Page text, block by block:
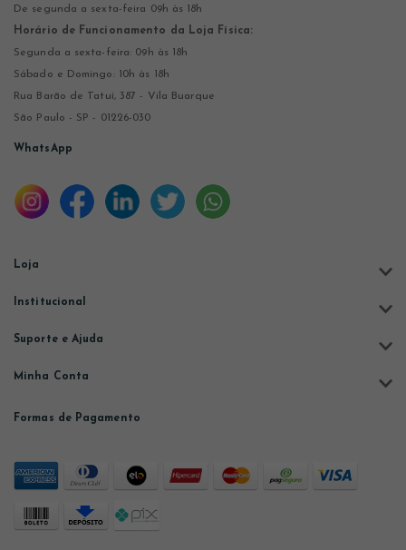
De segunda a sexta-feira 09h às 18h
Horário de Funcionamento da Loja Física:
Segunda a sexta-feira: 09h às 18h
Sábado e Domingo: 10h às 18h
Rua Barão de Tatuí, 387 - Vila Buarque
São Paulo - SP - 01226-030
WhatsApp
Loja
Institucional
Suporte e Ajuda
Minha Conta
Formas de Pagamento